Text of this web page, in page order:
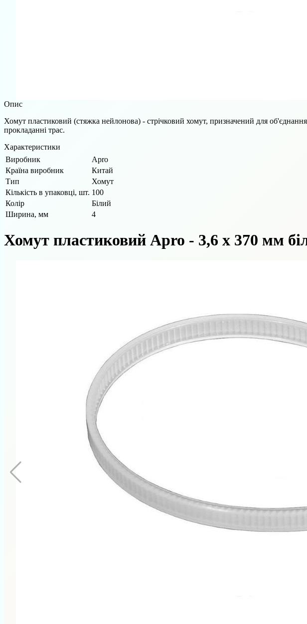
Опис
Хомут пластиковий (стяжка нейлонова) - стрічковий хомут, призначений для
прокладанні трас.
Характеристики
Виробник
Apro
Країна виробник
Китай
Тип
Хомут
Кількість в упаковці, шт. 100
Колір
Білий
Ширина, мм
4
Хомут пластиковий Apro - 3,6 х 370 мм